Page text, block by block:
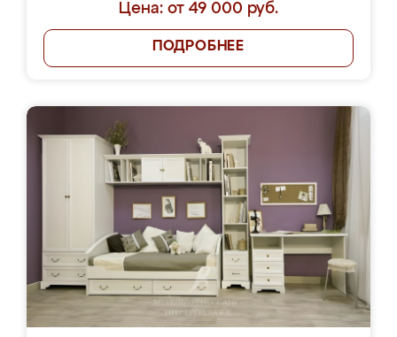
Цена: от 49 000 руб.
ПОДРОБНЕЕ